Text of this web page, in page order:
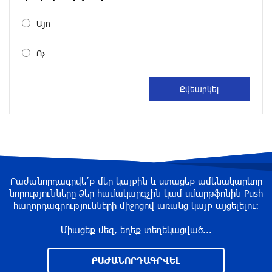
Հայաստանի հավաքականի նախկին մարզիչը
կգլխավորի Ղազախստանի հավաքականը
8 ժամ առաջ
կարող են պարտվել Կոնգրեսի միջանկյալ
ընտրություններում
Այո
Ոչ
Բաժանորդագրվե՛ք մեր կայքին և ստացեք ամենակարևոր
նորությունները Ձեր համակարգչին կամ սմարթֆոնին Push
հաղորդագրությունների միջոցով առանց կայք այցելելու։
Միացեք մեզ, եղեք տեղեկացված...
ԲԱԺԱՆՈՐԴԱԳՐՎԵԼ